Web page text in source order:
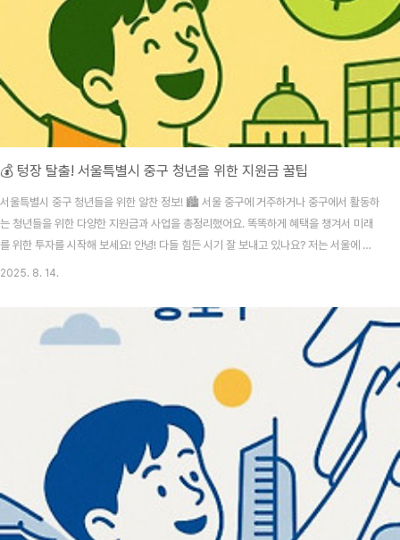
💰 텅장 탈출! 서울특별시 중구 청년을 위한 지원금 꿀팁
서울특별시 중구 청년들을 위한 알찬 정보! 🏙️ 서울 중구에 거주하거나 중구에서 활동하
는 청년들을 위한 다양한 지원금과 사업을 총정리했어요. 똑똑하게 혜택을 챙겨서 미래
를 위한 투자를 시작해 보세요! 안녕! 다들 힘든 시기 잘 보내고 있나요? 저는 서울에 살
면서 정말 많은 기회가 있다는 걸 느끼지만, 동시에 생활비나 취업 준비 비용 같은 경제
만치 않잖아요? 😅 하지만 걱정 마세요! 우리 같은 청년들을 위해 서울시와 중구에서 알
게 모르게 지원하는 사업들이 정말 많더라고요. 그래서 오늘은 서울특별시 중구 청년이
라면 꼭 알아야 할 지원금과 혜택들을 꼼꼼하게 정리해봤어요. 함께 살펴보면서 우리도
2025. 8. 14.